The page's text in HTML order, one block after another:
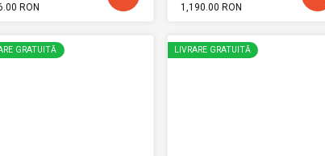
RON 1,190.00 RON
GRATUITĂ LIVRARE GRATUITĂ